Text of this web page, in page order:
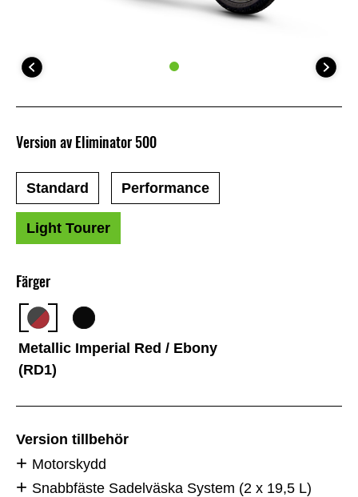
Färger
Metallic Imperial Red / Ebony
(RD1)
Version av Eliminator 500
Standard Performance
Light Tourer
Version tillbehör
Motorskydd
Snabbfäste Sadelväska System (2 x 19,5 L)